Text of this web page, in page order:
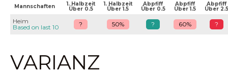
Mannschaften 1. Halbzeit
Über 0.5
1. Halbzeit
Über 1.5
Abpfiff
Über 0.5
Abpfiff
Über 1.5
Abpfiff
Über 2.5
Heim
Based on last 10
? 50% ? 60% ?
VARIANZ